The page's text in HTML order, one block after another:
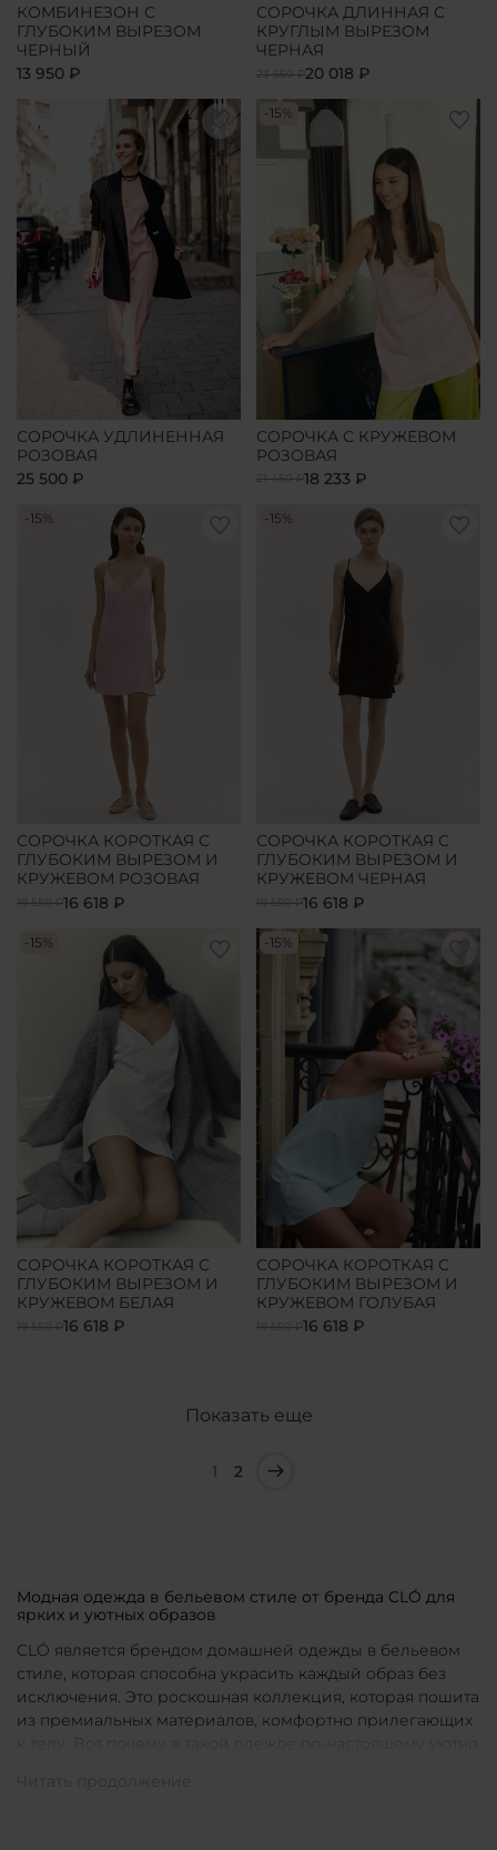
КОМБИНЕЗОН С
ГЛУБОКИМ ВЫРЕЗОМ
ЧЕРНЫЙ
13 950 ₽
СОРОЧКА ДЛИННАЯ С
КРУГЛЫМ ВЫРЕЗОМ
ЧЕРНАЯ
23 550 ₽20 018 ₽
СОРОЧКА УДЛИНЕННАЯ
РОЗОВАЯ
25 500 ₽
-15%
СОРОЧКА С КРУЖЕВОМ
РОЗОВАЯ
21 450 ₽18 233 ₽
-15%
СОРОЧКА КОРОТКАЯ С
ГЛУБОКИМ ВЫРЕЗОМ И
КРУЖЕВОМ РОЗОВАЯ
19 550 ₽16 618 ₽
-15%
СОРОЧКА КОРОТКАЯ С
ГЛУБОКИМ ВЫРЕЗОМ И
КРУЖЕВОМ ЧЕРНАЯ
19 550 ₽16 618 ₽
-15%
СОРОЧКА КОРОТКАЯ С
ГЛУБОКИМ ВЫРЕЗОМ И
КРУЖЕВОМ БЕЛАЯ
19 550 ₽16 618 ₽
-15%
СОРОЧКА КОРОТКАЯ С
ГЛУБОКИМ ВЫРЕЗОМ И
КРУЖЕВОМ ГОЛУБАЯ
19 550 ₽16 618 ₽
Показать еще
1 2
Модная одежда в бельевом стиле от бренда CLÓ для
ярких и уютных образов
CLÓ является брендом домашней одежды в бельевом
стиле, которая способна украсить каждый образ без
исключения. Это роскошная коллекция, которая пошита
из премиальных материалов, комфортно прилегающих
к телу. Вот почему в такой одежде по-настоящему уютно